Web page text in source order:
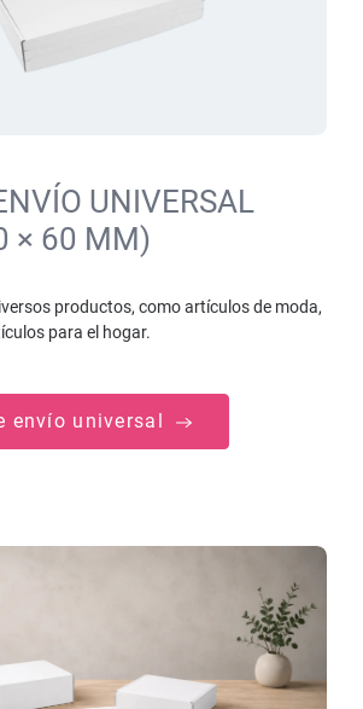
UNIVERSAL
× 60 MM)
productos, como artículos de moda,
para el hogar.
envío universal